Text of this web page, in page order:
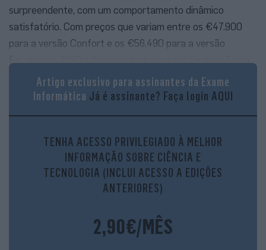
surpreendente, com um comportamento dinâmico
satisfatório. Com preços que variam entre os €47.900
para a versão Confort e os €56.490 para a versão
acessível. Mas tudo muda de figura quando comparamos
este modelo com outros SUV desportivos com
Bateria faz parte da carroçaria
Durante a apresentação à imprensa, os responsáveis da
Artigo exclusivo para assinantes da Exame
Informática Já é assinante? Faça login AQUI
TENHA ACESSO PRIVILEGIADO À MELHOR
INFORMAÇÃO SOBRE CIÊNCIA E
TECNOLOGIA (INCLUI ACESSO A EDIÇÕES
ANTERIORES)
2,90€/MÊS